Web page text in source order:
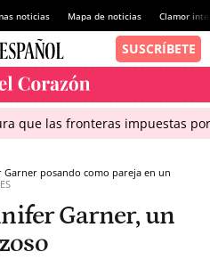
noticias Mapa de noticias Clamor
que las fronteras impuestas
Garner posando como pareja en un
Garner, un